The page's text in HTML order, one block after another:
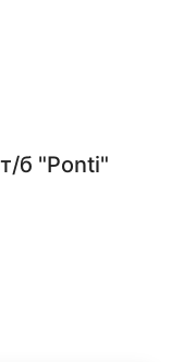
б "Ponti"